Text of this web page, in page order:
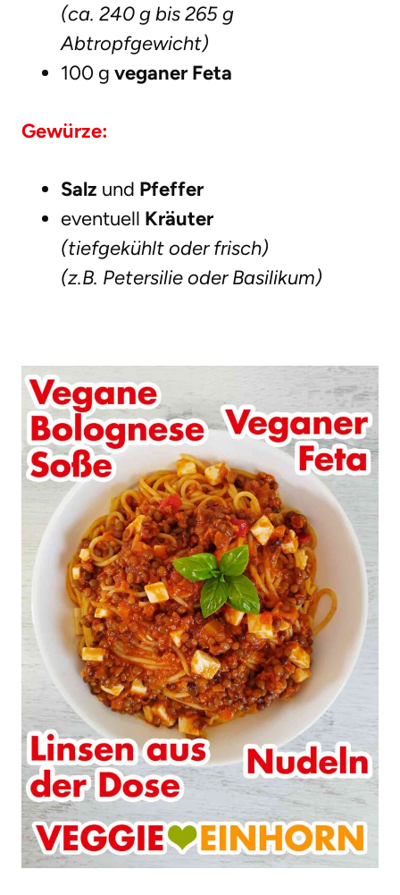
(ca. 240 g bis 265 g
Abtropfgewicht)
100 g veganer Feta
Gewürze:
Salz und Pfeffer
eventuell Kräuter
(tiefgekühlt oder frisch)
(z.B. Petersilie oder Basilikum)